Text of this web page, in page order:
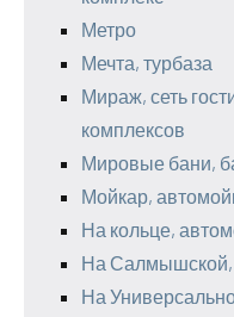
Метро
Мечта, турбаза
Мираж, сеть
комплексов
Мировые бани,
Мойкар,
На кольце,
На Салмышской,
На